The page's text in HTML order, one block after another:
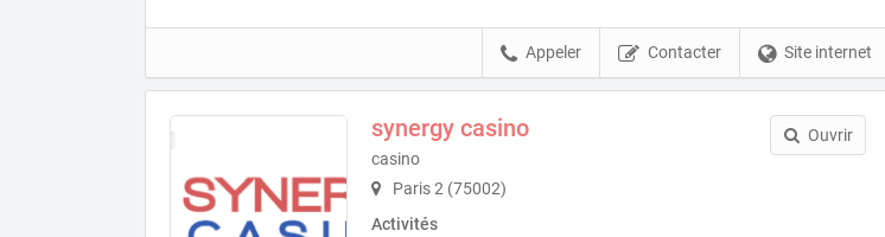
Site internet
Contacter
Appeler
synergy casino
casino
Paris 2 (75002)
Activités
Ouvrir